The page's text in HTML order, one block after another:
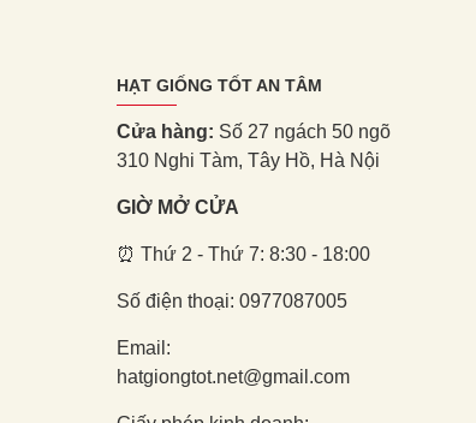
HẠT GIỐNG TỐT AN TÂM
Cửa hàng: Số 27 ngách 50 ngõ
310 Nghi Tàm, Tây Hồ, Hà Nội
GIỜ MỞ CỬA
⏰ Thứ 2 - Thứ 7: 8:30 - 18:00
Số điện thoại: 0977087005
Email:
hatgiongtot.net@gmail.com